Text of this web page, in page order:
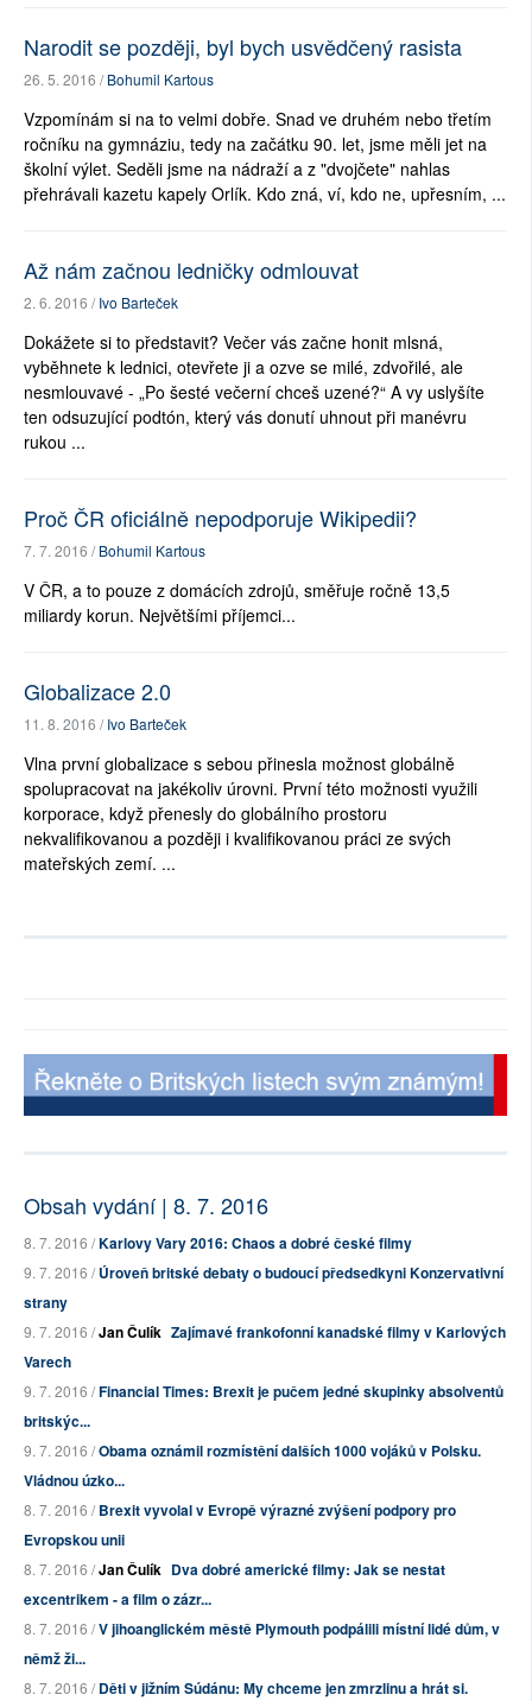
Narodit se později, byl bych usvědčený rasista
26. 5. 2016 /Bohumil Kartous
Vzpomínám si na to velmi dobře. Snad ve druhém nebo třetím
ročníku na gymnáziu, tedy na začátku 90. let, jsme měli jet na
školní výlet. Seděli jsme na nádraží a z "dvojčete" nahlas
přehrávali kazetu kapely Orlík. Kdo zná, ví, kdo ne, upřesním, ...
Až nám začnou ledničky odmlouvat
2. 6. 2016 /Ivo Barteček
Dokážete si to představit? Večer vás začne honit mlsná,
vyběhnete k lednici, otevřete ji a ozve se milé, zdvořilé, ale
nesmlouvavé - „Po šesté večerní chceš uzené?“ A vy uslyšíte
ten odsuzující podtón, který vás donutí uhnout při manévru
rukou ...
Proč ČR oficiálně nepodporuje Wikipedii?
7. 7. 2016 /Bohumil Kartous
V ČR, a to pouze z domácích zdrojů, směřuje ročně 13,5
miliardy korun. Největšími příjemci...
Globalizace 2.0
11. 8. 2016 /Ivo Barteček
Vlna první globalizace s sebou přinesla možnost globálně
spolupracovat na jakékoliv úrovni. První této možnosti využili
korporace, když přenesly do globálního prostoru
nekvalifikovanou a později i kvalifikovanou práci ze svých
mateřských zemí. ...
Obsah vydání | 8. 7. 2016
8. 7. 2016 /Karlovy Vary 2016: Chaos a dobré české filmy
9. 7. 2016 /Úroveň britské debaty o budoucí předsedkyni Konzervativní
strany
9. 7. 2016 /Jan Čulík Zajímavé frankofonní kanadské filmy v Karlových
Varech
9. 7. 2016 /Financial Times: Brexit je pučem jedné skupinky absolventů
britskýc...
9. 7. 2016 /Obama oznámil rozmístění dalších 1000 vojáků v Polsku.
Vládnou úzko...
8. 7. 2016 /Brexit vyvolal v Evropě výrazné zvýšení podpory pro
Evropskou unii
8. 7. 2016 /Jan Čulík Dva dobré americké filmy: Jak se nestat
excentrikem - a film o zázr...
8. 7. 2016 /V jihoanglickém městě Plymouth podpálili místní lidé dům, v
němž ži...
8. 7. 2016 /Děti v jižním Súdánu: My chceme jen zmrzlinu a hrát si.